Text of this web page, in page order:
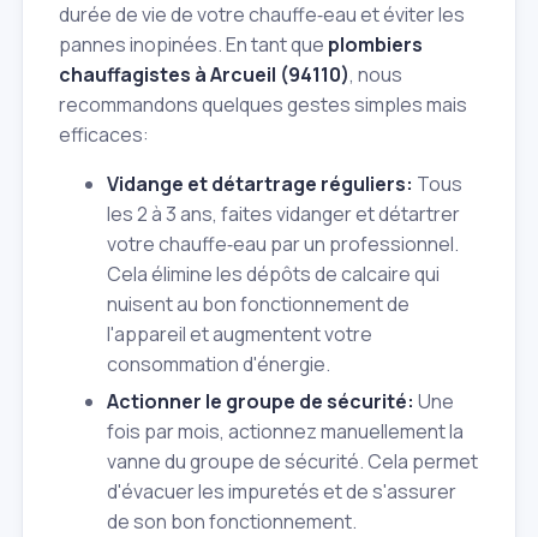
durée de vie de votre chauffe‑eau et éviter les
pannes inopinées. En tant que plombiers
chauffagistes à Arcueil (94110), nous
recommandons quelques gestes simples mais
efficaces:
Vidange et détartrage réguliers: Tous
les 2 à 3 ans, faites vidanger et détartrer
votre chauffe‑eau par un professionnel.
Cela élimine les dépôts de calcaire qui
nuisent au bon fonctionnement de
l'appareil et augmentent votre
consommation d'énergie.
Actionner le groupe de sécurité: Une
fois par mois, actionnez manuellement la
vanne du groupe de sécurité. Cela permet
d'évacuer les impuretés et de s'assurer
de son bon fonctionnement.